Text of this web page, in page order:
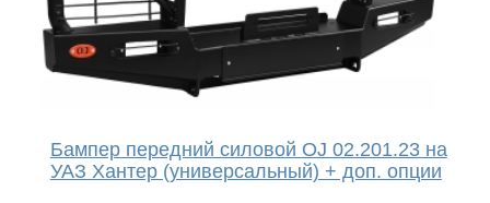
Бампер передний силовой OJ 02.201.23 на
УАЗ Хантер (универсальный) + доп. опции